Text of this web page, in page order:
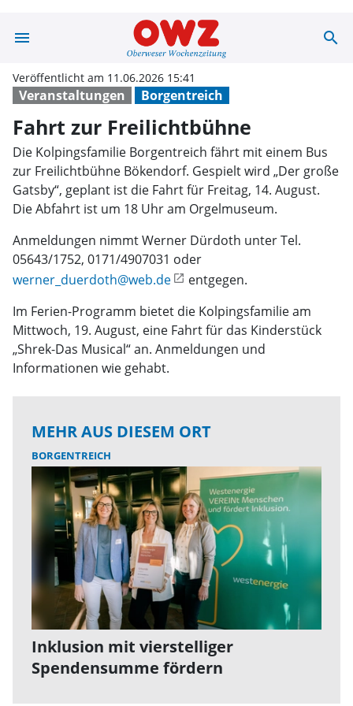
menu Fahrt zur search
Veranstaltungen Borgentreich
Veröffentlicht am 11.06.2026 15:41
Fahrt zur Freilichtbühne
Die Kolpingsfamilie Borgentreich fährt mit einem Bus
zur Freilichtbühne Bökendorf. Gespielt wird „Der große
Gatsby“, geplant ist die Fahrt für Freitag, 14. August.
Die Abfahrt ist um 18 Uhr am Orgelmuseum.
Anmeldungen nimmt Werner Dürdoth unter Tel.
05643/1752, 0171/4907031 oder
werner_duerdoth@web.de
entgegen.
Im Ferien-Programm bietet die Kolpingsfamilie am
Mittwoch, 19. August, eine Fahrt für das Kinderstück
„Shrek-Das Musical“ an. Anmeldungen und
Informationen wie gehabt.
MEHR AUS DIESEM ORT
BORGENTREICH
Inklusion mit vierstelliger
Spendensumme fördern